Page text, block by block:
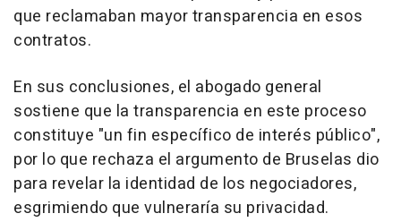
que reclamaban mayor transparencia en esos
contratos.
En sus conclusiones, el abogado general
sostiene que la transparencia en este proceso
constituye "un fin específico de interés público",
por lo que rechaza el argumento de Bruselas dio
para revelar la identidad de los negociadores,
esgrimiendo que vulneraría su privacidad.